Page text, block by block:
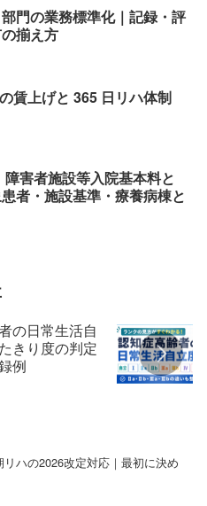
門の業務標準化｜記録・評
揃え方
賃上げと 365 日リハ体制
障害者施設等入院基本料と
者・施設基準・療養病棟と
の日常生活自
きり度の判定
例
リハの2026改定対応｜最初に決め